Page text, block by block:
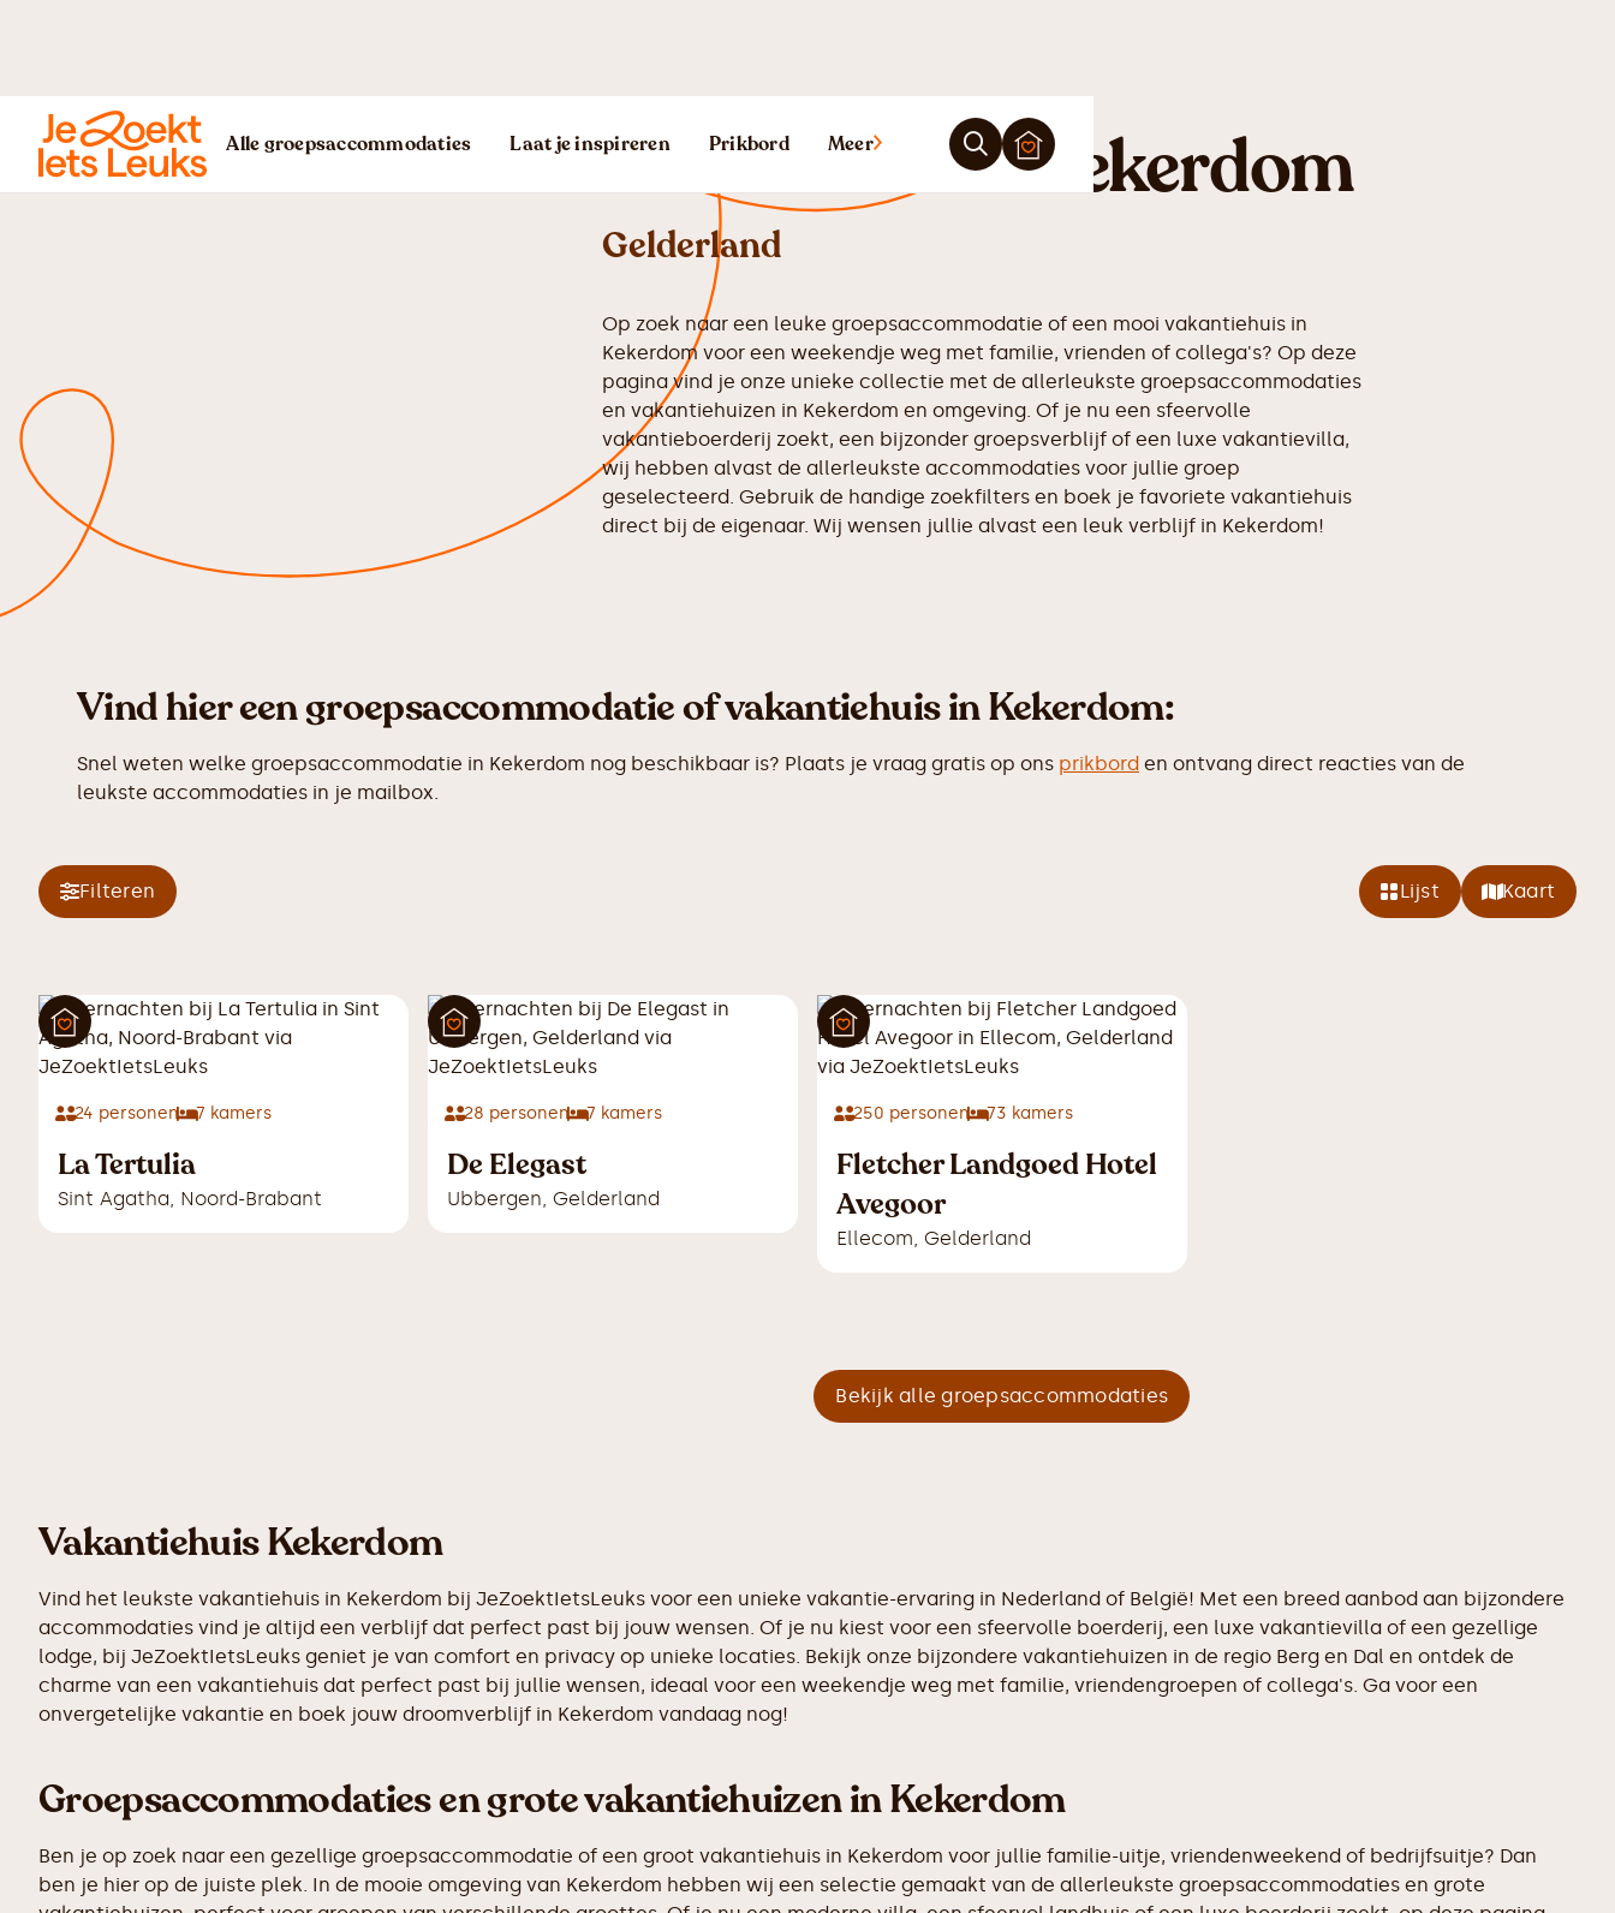
Alle groepsaccommodaties Laat je inspireren Prikbord Meer
Vakantiehuis Kekerdom
Gelderland
Op zoek naar een leuke groepsaccommodatie of een mooi vakantiehuis in
Kekerdom voor een weekendje weg met familie, vrienden of collega's? Op deze
pagina vind je onze unieke collectie met de allerleukste groepsaccommodaties
en vakantiehuizen in Kekerdom en omgeving. Of je nu een sfeervolle
vakantieboerderij zoekt, een bijzonder groepsverblijf of een luxe vakantievilla,
wij hebben alvast de allerleukste accommodaties voor jullie groep
geselecteerd. Gebruik de handige zoekfilters en boek je favoriete vakantiehuis
direct bij de eigenaar. Wij wensen jullie alvast een leuk verblijf in Kekerdom!
Vind hier een groepsaccommodatie of vakantiehuis in Kekerdom:
Snel weten welke groepsaccommodatie in Kekerdom nog beschikbaar is? Plaats je vraag gratis op ons prikbord en ontvang direct reacties van de
leukste accommodaties in je mailbox.
Filteren Lijst Kaart
24 personen 7 kamers
La Tertulia
Sint Agatha, Noord-Brabant
28 personen 7 kamers
De Elegast
Ubbergen, Gelderland
250 personen 73 kamers
Fletcher Landgoed Hotel
Avegoor
Ellecom, Gelderland
Bekijk alle groepsaccommodaties
Vakantiehuis Kekerdom
Vind het leukste vakantiehuis in Kekerdom bij JeZoektIetsLeuks voor een unieke vakantie-ervaring in Nederland of België! Met een breed aanbod aan bijzondere
accommodaties vind je altijd een verblijf dat perfect past bij jouw wensen. Of je nu kiest voor een sfeervolle boerderij, een luxe vakantievilla of een gezellige
lodge, bij JeZoektIetsLeuks geniet je van comfort en privacy op unieke locaties. Bekijk onze bijzondere vakantiehuizen in de regio Berg en Dal en ontdek de
charme van een vakantiehuis dat perfect past bij jullie wensen, ideaal voor een weekendje weg met familie, vriendengroepen of collega's. Ga voor een
onvergetelijke vakantie en boek jouw droomverblijf in Kekerdom vandaag nog!
Groepsaccommodaties en grote vakantiehuizen in Kekerdom
Ben je op zoek naar een gezellige groepsaccommodatie of een groot vakantiehuis in Kekerdom voor jullie familie-uitje, vriendenweekend of bedrijfsuitje? Dan
ben je hier op de juiste plek. In de mooie omgeving van Kekerdom hebben wij een selectie gemaakt van de allerleukste groepsaccommodaties en grote